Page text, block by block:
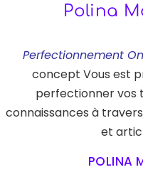
Polina
Perfectionnement
concept Vous est
perfectionner vos
connaissances à
et
POLINA